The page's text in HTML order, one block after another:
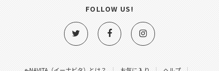
FOLLOW US!